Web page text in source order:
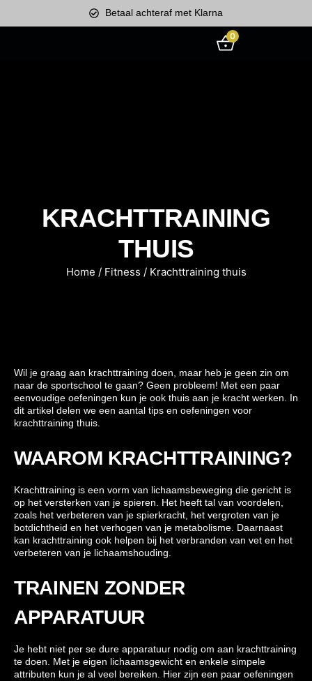
Betaal achteraf met Klarna
0
KRACHTTRAINING
THUIS
Home / Fitness / Krachttraining thuis
Wil je graag aan krachttraining doen, maar heb je geen zin om
naar de sportschool te gaan? Geen probleem! Met een paar
eenvoudige oefeningen kun je ook thuis aan je kracht werken. In
dit artikel delen we een aantal tips en oefeningen voor
krachttraining thuis.
WAAROM KRACHTTRAINING?
Krachttraining is een vorm van lichaamsbeweging die gericht is
op het versterken van je spieren. Het heeft tal van voordelen,
zoals het verbeteren van je spierkracht, het vergroten van je
botdichtheid en het verhogen van je metabolisme. Daarnaast
kan krachttraining ook helpen bij het verbranden van vet en het
verbeteren van je lichaamshouding.
TRAINEN ZONDER
APPARATUUR
Je hebt niet per se dure apparatuur nodig om aan krachttraining
te doen. Met je eigen lichaamsgewicht en enkele simpele
attributen kun je al veel bereiken. Hier zijn een paar oefeningen